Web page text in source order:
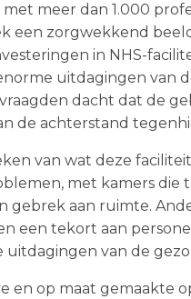
meer dan 1.000
een zorgwekkend
in NHS-
uitdagingen van
dacht dat de
de achterstand
van wat deze
met kamers die
gebrek aan ruimte.
een tekort aan
uitdagingen van de
en op maat gemaakte